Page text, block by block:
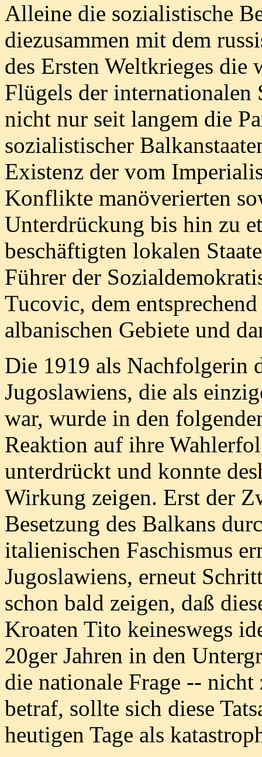
Alleine die sozialistische
diezusammen mit dem
des Ersten Weltkrieges
Flügels der internationalen
nicht nur seit langem die
sozialistischer
Existenz der vom
Konflikte manöverierten
Unterdrückung bis hin zu
beschäftigten lokalen
Führer der
Tucovic, dem
albanischen Gebiete und
Die 1919 als Nachfolgerin
Jugoslawiens, die als
war, wurde in den
Reaktion auf ihre
unterdrückt und konnte
Wirkung zeigen. Erst der
Besetzung des Balkans
italienischen Faschismus
Jugoslawiens, erneut
schon bald zeigen, daß
Kroaten Tito keineswegs
20ger Jahren in den
die nationale Frage --
betraf, sollte sich diese
heutigen Tage als